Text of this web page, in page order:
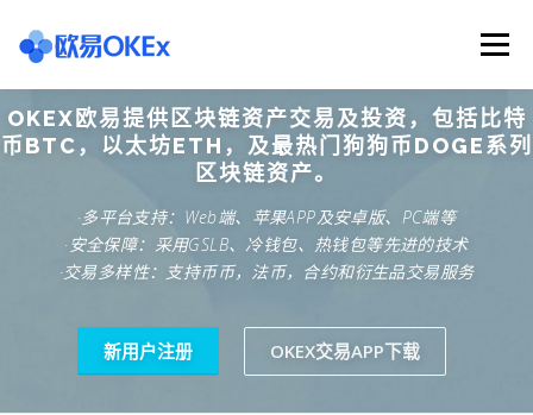
content
Menu
欧意交易所 关于欧意OKX 欧意APP下载
欧意注册网址 欧意交易下载 欧意团队
OKEX欧易提供区块链资产交易及投资，包括比特
币BTC，以太坊ETH，及最热门狗狗币DOGE系列
区块链资产。
·多平台支持：Web端、苹果APP及安卓版、PC端等
·安全保障：采用GSLB、冷钱包、热钱包等先进的技术
·交易多样性：支持币币，法币，合约和衍生品交易服务
新用户注册 OKEX交易APP下载